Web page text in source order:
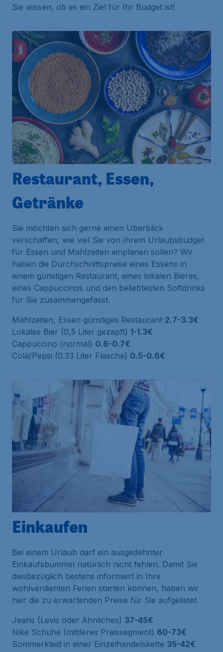
Sie wissen, ob es ein Ziel für Ihr Budget ist!
Restaurant, Essen,
Getränke
Sie möchten sich gerne einen Überblick
verschaffen, wie viel Sie von Ihrem Urlaubsbudget
für Essen und Mahlzeiten einplanen sollen? Wir
haben die Durchschnittspreise eines Essens in
einem günstigen Restaurant, eines lokalen Bieres,
eines Cappuccinos und den beliebtesten Softdrinks
für Sie zusammengefasst.
Mahlzeiten, Essen günstiges Restaurant 2.7-3.3€
Lokales Bier (0,5 Liter gezapft) 1-1.3€
Cappuccino (normal) 0.6-0.7€
Cola/Pepsi (0.33 Liter Flasche) 0.5-0.6€
Einkaufen
Bei einem Urlaub darf ein ausgedehnter
Einkaufsbummel natürlich nicht fehlen. Damit Sie
diesbezüglich bestens informiert in Ihre
wohlverdienten Ferien starten können, haben wir
hier die zu erwartenden Preise für Sie aufgelistet.
Jeans (Levis oder Ähnliches) 37-45€
Nike Schuhe (mittleres Preissegment) 60-73€
Sommerkleid in einer Einzelhandelskette 35-42€